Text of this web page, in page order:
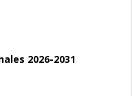
2026-2031